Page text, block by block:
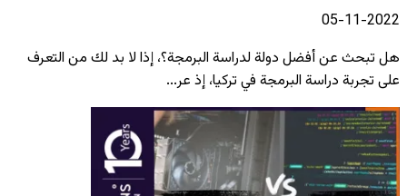
2022-11-05
هل تبحث عن أفضل دولة لدراسة البرمجة؟، إذا لا بد لك من التعرف
على تجربة دراسة البرمجة في تركيا، إذ عر...